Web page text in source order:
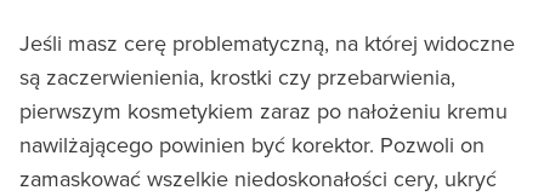
Jeśli masz cerę problematyczną, na której widoczne
są zaczerwienienia, krostki czy przebarwienia,
pierwszym kosmetykiem zaraz po nałożeniu kremu
nawilżającego powinien być korektor. Pozwoli on
zamaskować wszelkie niedoskonałości cery, ukryć